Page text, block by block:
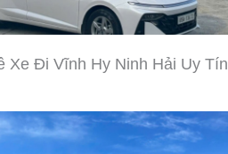
Xe Đi Vĩnh Hy Ninh Hải Uy Tín